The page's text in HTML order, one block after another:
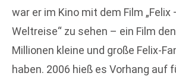
war er im Kino mit dem Film „Felix
Weltreise“ zu sehen – ein Film
Millionen kleine und große Felix-
haben. 2006 hieß es Vorhang auf